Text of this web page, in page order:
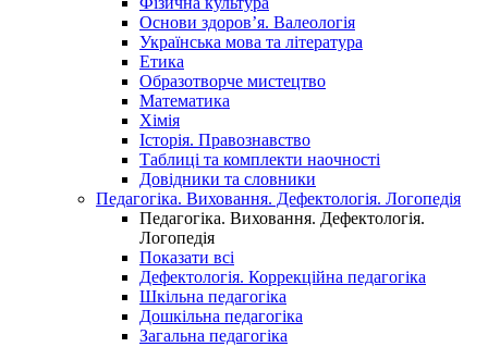
Основи здоров’я. Валеологія
Українська мова та література
Етика
Образотворче мистецтво
Математика
Хімія
Історія. Правознавство
Таблиці та комплекти наочності
Довідники та словники
Педагогіка. Виховання. Дефектологія. Логопедія
Педагогіка. Виховання. Дефектологія.
Логопедія
Показати всі
Дефектологія. Коррекційна педагогіка
Шкільна педагогіка
Дошкільна педагогіка
Загальна педагогіка